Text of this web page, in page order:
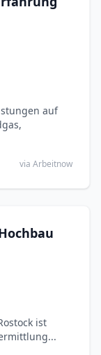
auf
via Arbeitnow
ist